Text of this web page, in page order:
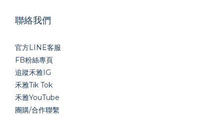
聯絡我們
官方LINE客服
FB粉絲專頁
追蹤禾雅IG
禾雅Tik Tok
禾雅YouTube
團購/合作聯繫